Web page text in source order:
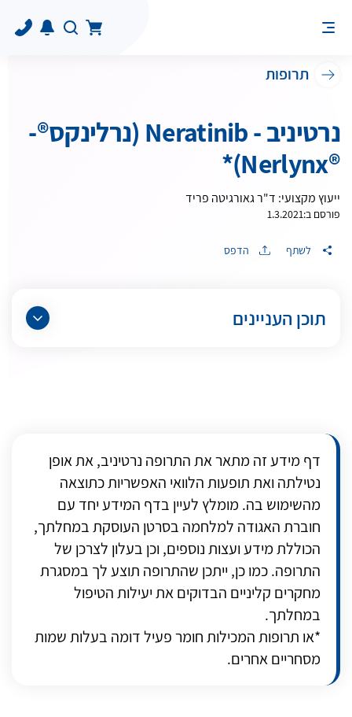
תרופות
נרטיניב - Neratinib (נרלינקס®-
®Nerlynx)*
ייעוץ מקצועי: ד"ר גאורגיטה פריד
פורסם ב:1.3.2021
תוכן העניינים
דף מידע זה מתאר את התרופה נרטיניב, את אופן
נטילתה ואת תופעות הלוואי האפשריות כתוצאה
מהשימוש בה. מומלץ לעיין בדף המידע יחד עם
חוברת האגודה למלחמה בסרטן העוסקת במחלתך,
הכוללת מידע ועצות נוספים, וכן בעלון לצרכן של
התרופה. כמו כן, ייתכן שהתרופה תוצע לך במסגרת
מחקרים קליניים הבדוקים את יעילות הטיפול
במחלתך.
*או תרופות המכילות חומר פעיל דומה בעלות שמות
מסחריים אחרים.